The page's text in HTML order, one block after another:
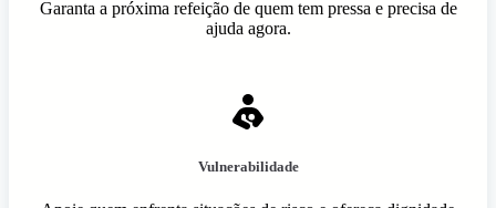
Garanta a próxima refeição de quem tem pressa e precisa de
ajuda agora.
Vulnerabilidade